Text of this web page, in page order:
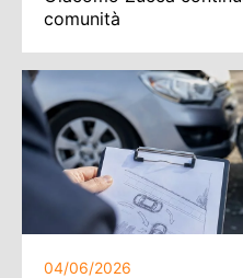
comunità
04/06/2026